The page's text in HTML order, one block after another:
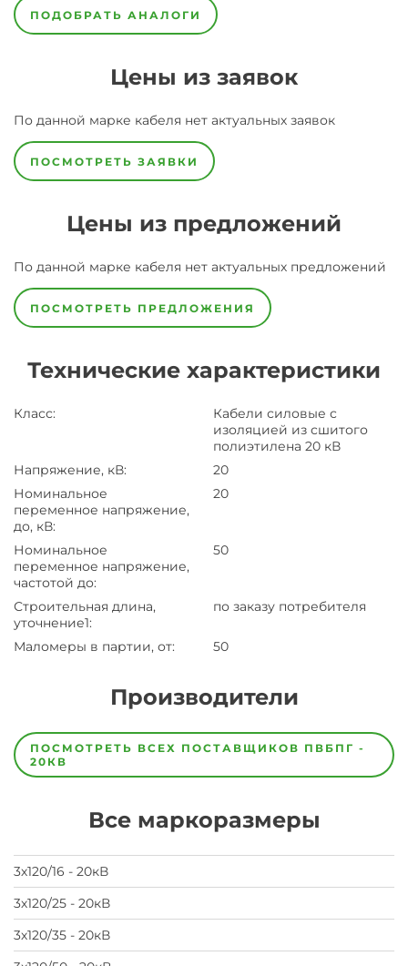
ПОДОБРАТЬ АНАЛОГИ
Цены из заявок
По данной марке кабеля нет актуальных заявок
ПОСМОТРЕТЬ ЗАЯВКИ
Цены из предложений
По данной марке кабеля нет актуальных предложений
ПОСМОТРЕТЬ ПРЕДЛОЖЕНИЯ
Технические характеристики
Класс:
Кабели силовые с
изоляцией из сшитого
полиэтилена 20 кВ
Напряжение, кВ:
20
Номинальное
переменное напряжение,
до, кВ:
20
Номинальное
переменное напряжение,
частотой до:
50
Строительная длина,
уточнение1:
по заказу потребителя
Маломеры в партии, от: 50
Производители
Завод Завод-
изготовитель
предпочел
на
завод
ПОСМОТРЕТЬ ВСЕХ ПОСТАВЩИКОВ ПВБПГ -
20КВ
Все маркоразмеры
3х120/16 - 20кВ
3х120/25 - 20кВ
3х120/35 - 20кВ